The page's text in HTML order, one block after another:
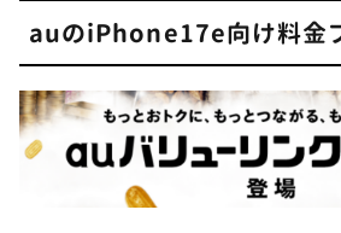
STEP.
予約したauショップに行く
来店予約が完了したら、予約
プに行きましょう。
auのiPhone17e向け料金